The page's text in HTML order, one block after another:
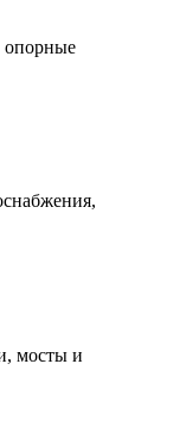
опорные
мосты и